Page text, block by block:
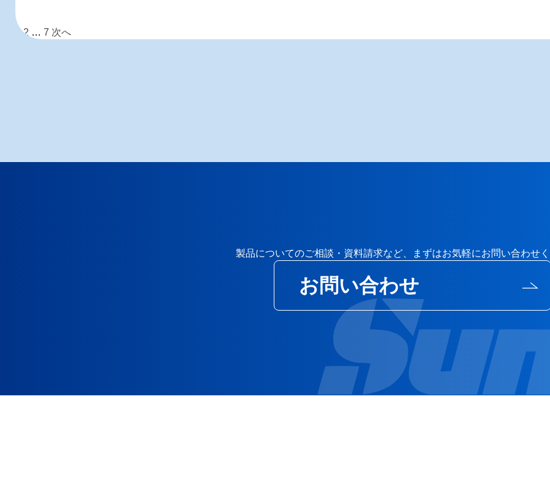
投
ジ
1 2 … 7 次へ
製品についてのご相談・資料請求など、まずはお気軽にお問い合わせ
お問い合わせ